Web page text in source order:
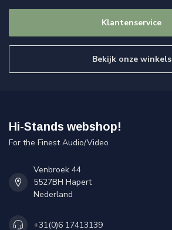
Klantenservice
Bekijk onze winkels
Hi-Stands webshop!
For the Finest Audio/Video
Venbroek 44
5527BH Hapert
Nederland
+31(0)6 17413139